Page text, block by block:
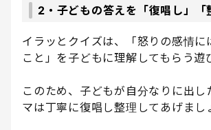
2・子どもの答えを「復唱し」「
イラッとクイズは、「怒りの感情に
こと」を子どもに理解してもらう遊
このため、子どもが自分なりに出し
マは丁寧に復唱し整理してあげまし